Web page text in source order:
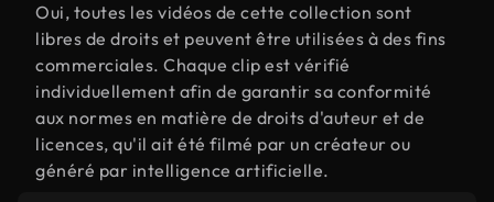
Oui, toutes les vidéos de cette collection sont
libres de droits et peuvent être utilisées à des fins
commerciales. Chaque clip est vérifié
individuellement afin de garantir sa conformité
aux normes en matière de droits d'auteur et de
licences, qu'il ait été filmé par un créateur ou
généré par intelligence artificielle.